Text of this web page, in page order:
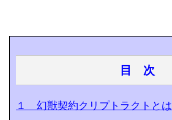
目 次
１ 幻獣契約クリプトラクトとは